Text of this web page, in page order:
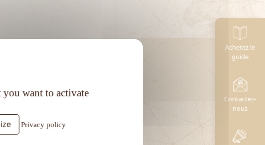
Achetez le
guide
Contactez-
nous
you want to activate
Privacy policy